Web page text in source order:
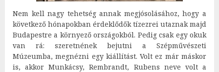
Nem kell nagy tehetség annak megjósolásához, hogy a
következő hónapokban érdeklődők tízezrei utaznak majd
Budapestre a környező országokból. Pedig csak egy okuk
van rá: szeretnének bejutni a Szépművészeti
Múzeumba, megnézni egy kiállítást. Volt ez már máskor
is, akkor Munkácsy, Rembrandt, Rubens neve volt a